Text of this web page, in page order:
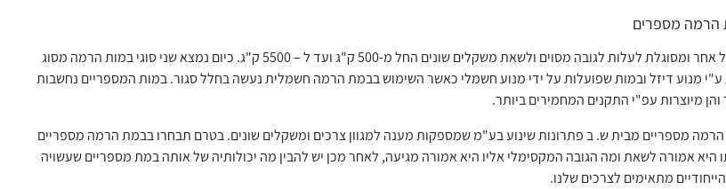
הרמה מספרים
כל במת הרמה מגיעה בגודל אחר ומסוגלת לעלות לגובה מסוים ולשאת משקלים שונים החל מ-500 ק"ג ועד ל – 5500 ק"ג. כיום נמצא שני סוגי במות הרמה מסוג
מנוע דיזל ובמות שפועלות על ידי מנוע חשמלי כאשר השימוש בבמת הרמה חשמלית נעשה בחלל סגור. במות המספריים נחשבות
מיוצרות עפ"י התקנים המחמירים ביותר.
הרמה מספריים מבית ש. ב פתרונות שינוע בע"מ שמספקות מענה למגוון צרכים ומשקלים שונים. בטרם תבחרו בבמת הרמה מספריים
אמורה לשאת ומה הגובה המקסימלי אליו היא אמורה מגיעה, לאחר מכן יש להבין מה יכולותיה של אותה במת מספריים שעשויה
מתאימים לצרכים שלנו.